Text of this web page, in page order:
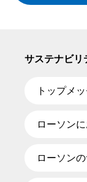
サステナビリ
トップメ
ローソン
ローソン